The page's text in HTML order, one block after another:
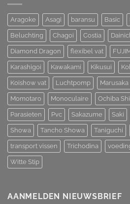
Aragoke Asagi baransu Basic
Beluchting Chagoi Costia
Diamond Dragon flexibel vat
Karashigoi Kawakami Kikusui
Koishow vat Luchtpomp Marusaka
Momotaro Monoculaire Ochiba
Parasieten Pvc Sakazume Saki
Showa Tancho Showa Taniguchi
transport vissen Trichodina
Witte Stip
AANMELDEN NIEUWSBRIEF